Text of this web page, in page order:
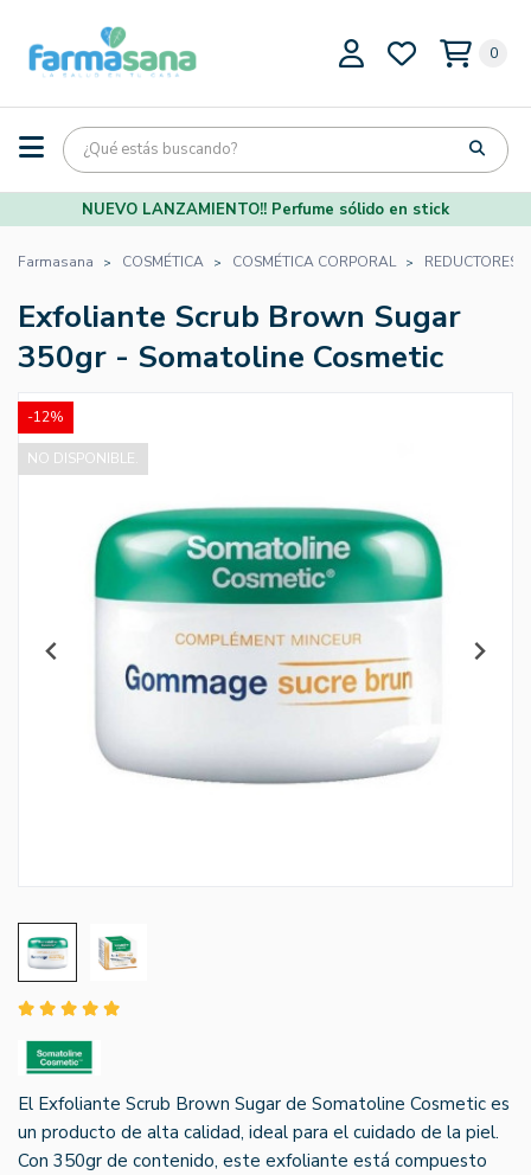
0
NUEVO LANZAMIENTO!! Perfume sólido en stick
Farmasana COSMÉTICA COSMÉTICA CORPORAL REDUCTORES
Exfoliante Scrub Brown Sugar
350gr - Somatoline Cosmetic
-12%
NO DISPONIBLE.
El Exfoliante Scrub Brown Sugar de Somatoline Cosmetic es
un producto de alta calidad, ideal para el cuidado de la piel.
Con 350gr de contenido, este exfoliante está compuesto